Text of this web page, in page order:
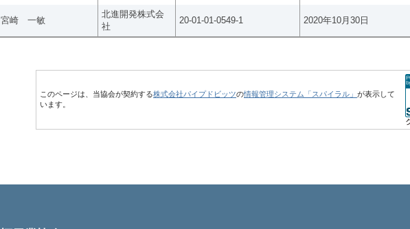
宮崎 一敏
北進開発株式会
社
20-01-01-0549-1 2020年10月30日
このページは、当協会が契約する株式会社パイプドビッツの情報管理システム「スパイラル」 が表示して
います。